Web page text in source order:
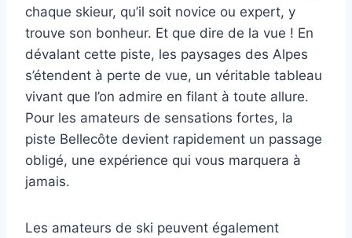
chaque skieur, qu’il soit novice ou expert, y
trouve son bonheur. Et que dire de la vue ! En
dévalant cette piste, les paysages des Alpes
s’étendent à perte de vue, un véritable tableau
vivant que l’on admire en filant à toute allure.
Pour les amateurs de sensations fortes, la
piste Bellecôte devient rapidement un passage
obligé, une expérience qui vous marquera à
jamais.
Les amateurs de ski peuvent également